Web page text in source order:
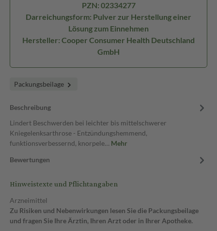
PZN: 02334277
Darreichungsform: Pulver zur Herstellung einer
Lösung zum Einnehmen
Hersteller: Cooper Consumer Health Deutschland
GmbH
Packungsbeilage
Beschreibung
Lindert Beschwerden bei leichter bis mittelschwerer
Kniegelenksarthrose - Entzündungshemmend,
funktionsverbessernd, knorpele… Mehr
Bewertungen
Hinweistexte und Pflichtangaben
Arzneimittel
Zu Risiken und Nebenwirkungen lesen Sie die Packungsbeilage
und fragen Sie Ihre Ärztin, Ihren Arzt oder in Ihrer Apotheke.